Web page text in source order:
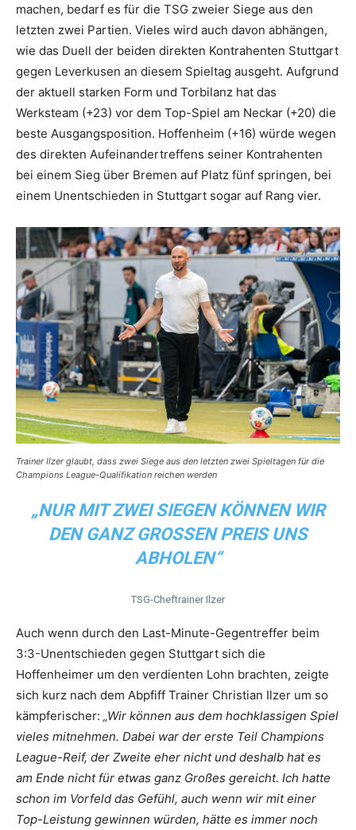
machen, bedarf es für die TSG zweier Siege aus den
letzten zwei Partien. Vieles wird auch davon abhängen,
wie das Duell der beiden direkten Kontrahenten Stuttgart
gegen Leverkusen an diesem Spieltag ausgeht. Aufgrund
der aktuell starken Form und Torbilanz hat das
Werksteam (+23) vor dem Top-Spiel am Neckar (+20) die
beste Ausgangsposition. Hoffenheim (+16) würde wegen
des direkten Aufeinandertreffens seiner Kontrahenten
bei einem Sieg über Bremen auf Platz fünf springen, bei
einem Unentschieden in Stuttgart sogar auf Rang vier.
Trainer Ilzer glaubt, dass zwei Siege aus den letzten zwei Spieltagen für die
Champions League-Qualifikation reichen werden
„NUR MIT ZWEI SIEGEN KÖNNEN WIR
DEN GANZ GROSSEN PREIS UNS A
BHOLEN“
TSG-Cheftrainer Ilzer
Auch wenn durch den Last-Minute-Gegentreffer beim
3:3-Unentschieden gegen Stuttgart sich die
Hoffenheimer um den verdienten Lohn brachten, zeigte
sich kurz nach dem Abpfiff Trainer Christian Ilzer um so
kämpferischer: „Wir können aus dem hochklassigen Spiel
vieles mitnehmen. Dabei war der erste Teil Champions
League-Reif, der Zweite eher nicht und deshalb hat es
am Ende nicht für etwas ganz Großes gereicht. Ich hatte
schon im Vorfeld das Gefühl, auch wenn wir mit einer
Top-Leistung gewinnen würden, hätte es immer noch